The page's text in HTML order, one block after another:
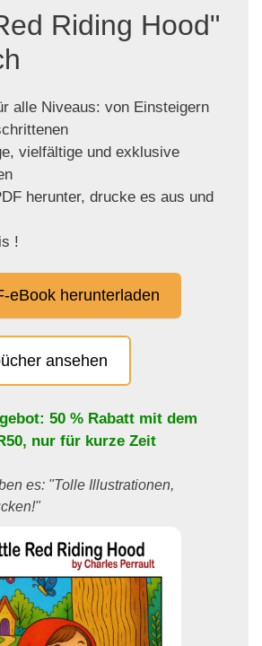
Riding Hood"
alle Niveaus: von Einsteigern
vielfältige und exklusive
herunter, drucke es aus und
!
eBook herunterladen
ansehen
50 % Rabatt mit dem
, nur für kurze Zeit
es: "Tolle Illustrationen,